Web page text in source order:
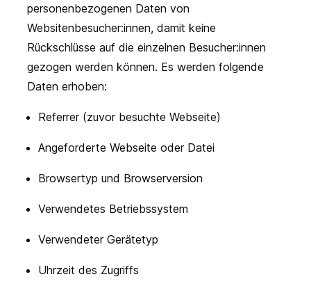
personenbezogenen Daten von
Websitenbesucher:innen, damit keine
Rückschlüsse auf die einzelnen Besucher:innen
gezogen werden können. Es werden folgende
Daten erhoben:
Referrer (zuvor besuchte Webseite)
Angeforderte Webseite oder Datei
Browsertyp und Browserversion
Verwendetes Betriebssystem
Verwendeter Gerätetyp
Uhrzeit des Zugriffs